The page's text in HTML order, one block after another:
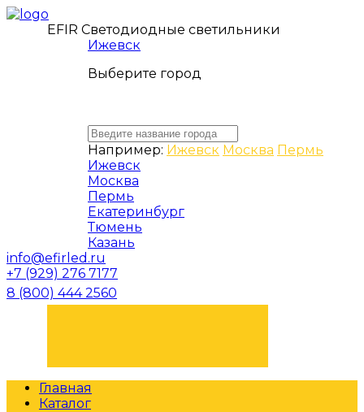
EFIR Светодиодные светильники
Ижевск
Выберите город
Например: Ижевск Москва Пермь
Ижевск
Москва
Пермь
Екатеринбург
Тюмень
Казань
info@efirled.ru
+7 (929) 276 7177
8 (800) 444 2560
Главная
Каталог